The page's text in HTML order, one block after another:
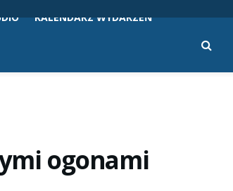
KALENDARZ WYDARZEŃ
ogonami